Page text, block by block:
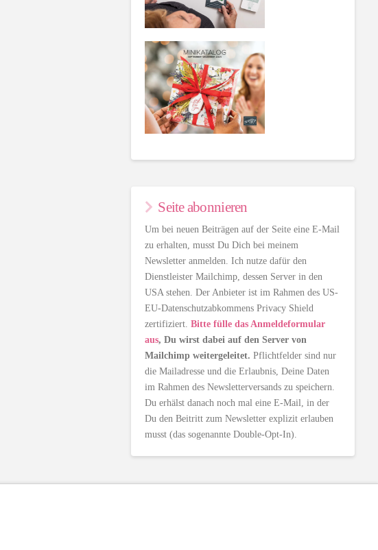
Seite abonnieren
Um bei neuen Beiträgen auf der Seite eine E-Mail
zu erhalten, musst Du Dich bei meinem
Newsletter anmelden. Ich nutze dafür den
Dienstleister Mailchimp, dessen Server in den
USA stehen. Der Anbieter ist im Rahmen des US-
EU-Datenschutzabkommens Privacy Shield
zertifiziert.Bitte fülle das Anmeldeformular
aus, Du wirst dabei auf den Server von
Mailchimp weitergeleitet. Pflichtfelder sind nur
die Mailadresse und die Erlaubnis, Deine Daten
im Rahmen des Newsletterversands zu speichern.
Du erhälst danach noch mal eine E-Mail, in der
Du den Beitritt zum Newsletter explizit erlauben
musst (das sogenannte Double-Opt-In).